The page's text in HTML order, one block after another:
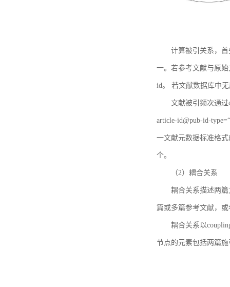
计算被引关系，
一。若参考文献与原
id。 若文献数据库中
文献被引频次通
article-id@pub-id-
一文献元数据标准格
个。
（2）耦合关系
耦合关系描述两
篇或多篇参考文献，
耦合关系以
节点的元素包括两篇